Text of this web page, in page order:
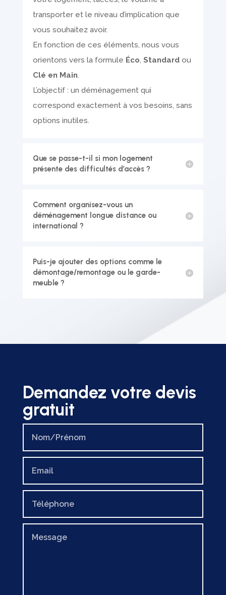
transporter et le niveau d’implication que
vous souhaitez avoir.
En fonction de ces éléments, nous vous
orientons vers la formule Éco, Standardou
Clé en Main.
L’objectif : un déménagement qui
correspond exactement à vos besoins, sans
options inutiles.
Que se passe-t-il si mon logement
présente des difficultés d’accès ?
Comment organisez-vous un
déménagement longue distance ou
international ?
Puis-je ajouter des options comme le
démontage/remontage ou le garde-
meuble ?
Demandez votre devis
gratuit